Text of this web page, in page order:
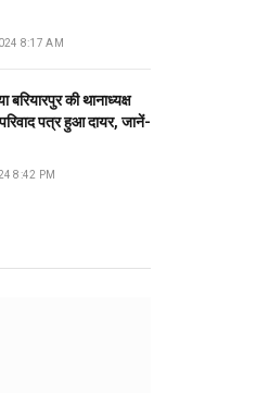
8:17 AM
बरियारपुर की थानाध्यक्ष
पत्र हुआ दायर, जानें-
8:42 PM